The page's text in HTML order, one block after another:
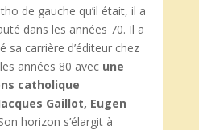
de gauche qu’il était, il a
dans les années 70. Il a
sa carrière d’éditeur chez
années 80 avec une
catholique
Gaillot, Eugen
horizon s’élargit à